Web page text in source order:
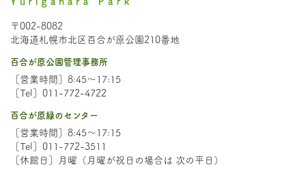
〒002-8082
北海道札幌市北区百合が原公園210番地
百合が原公園管理事務所
［営業時間］8:45～17:15
［Tel］011-772-4722
百合が原緑のセンター
［営業時間］8:45～17:15
［Tel］011-772-3511
［休館日］月曜（月曜が祝日の場合は 次の平日）